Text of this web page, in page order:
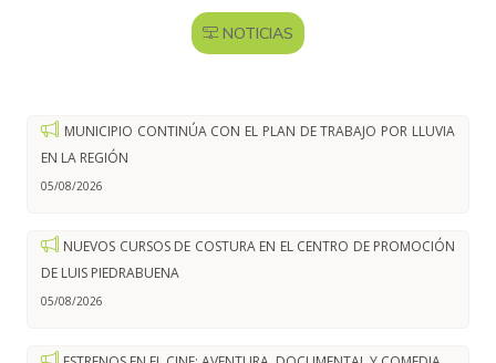
NOTICIAS
MUNICIPIO CONTINÚA CON EL PLAN DE TRABAJO POR LLUVIA
EN LA REGIÓN
05/08/2026
NUEVOS CURSOS DE COSTURA EN EL CENTRO DE PROMOCIÓN
DE LUIS PIEDRABUENA
05/08/2026